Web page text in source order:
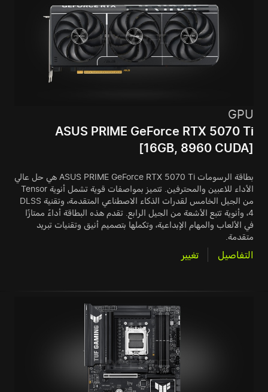
GPU
ASUS PRIME GeForce RTX 5070 Ti
[16GB, 8960 CUDA]
بطاقة الرسومات ASUS PRIME GeForce RTX 5070 Ti هي حل عالي
الأداء للاعبين والمحترفين. تتميز بمواصفات قوية تشمل أنوية Tensor
من الجيل الخامس لقدرات الذكاء الاصطناعي المتقدمة، وتقنية DLSS
4، وأنوية تتبع الأشعة من الجيل الرابع. تقدم هذه البطاقة أداءً ممتازًا
في الألعاب والمهام الإبداعية، وتكملها بتصميم أنيق وتقنيات تبريد
متقدمة.
التفاصيل تغيير